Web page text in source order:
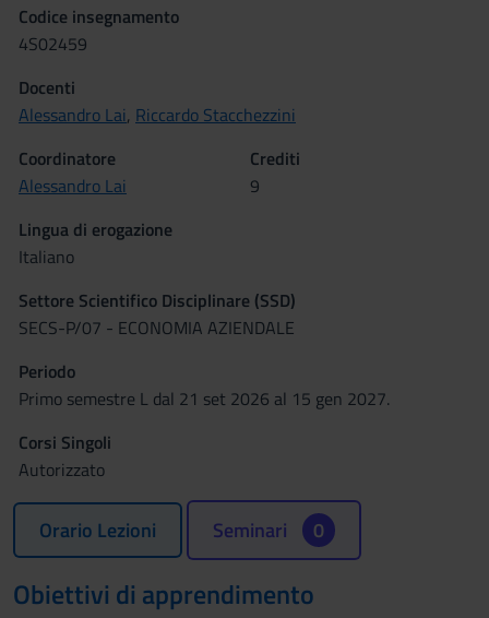
Codice insegnamento
4S02459
Docenti
Alessandro Lai, Riccardo Stacchezzini
Coordinatore
Alessandro Lai
Crediti
9
Lingua di erogazione
Italiano
Settore Scientifico Disciplinare (SSD)
SECS-P/07 - ECONOMIA AZIENDALE
Periodo
Primo semestre L dal 21 set 2026 al 15 gen 2027.
Corsi Singoli
Autorizzato
Orario Lezioni Seminari 0
Obiettivi di apprendimento